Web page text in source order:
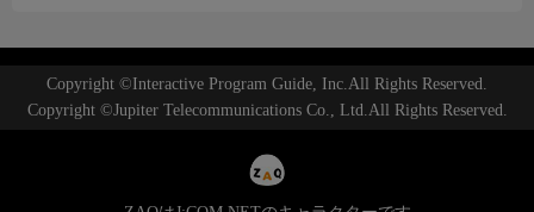
Copyright ©Interactive Program Guide, Inc.All Rights Reserved.
Copyright ©Jupiter Telecommunications Co., Ltd.All Rights Reserved.